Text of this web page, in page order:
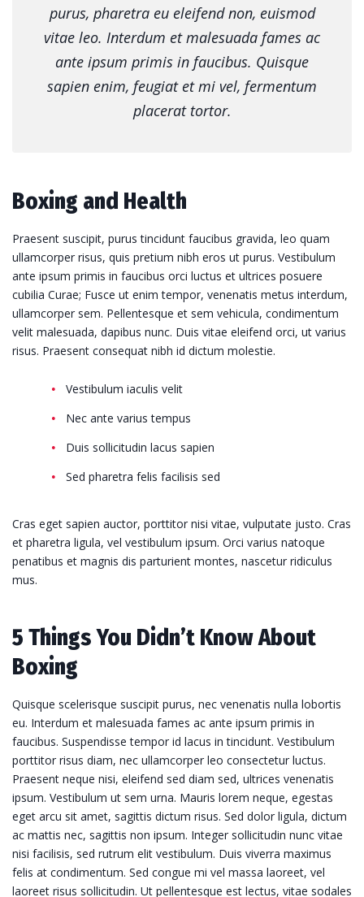
purus, pharetra eu eleifend non, euismod
vitae leo. Interdum et malesuada fames ac
ante ipsum primis in faucibus. Quisque
sapien enim, feugiat et mi vel, fermentum
placerat tortor.
Boxing and Health
Praesent suscipit, purus tincidunt faucibus gravida, leo quam
ullamcorper risus, quis pretium nibh eros ut purus. Vestibulum
ante ipsum primis in faucibus orci luctus et ultrices posuere
cubilia Curae; Fusce ut enim tempor, venenatis metus interdum,
ullamcorper sem. Pellentesque et sem vehicula, condimentum
velit malesuada, dapibus nunc. Duis vitae eleifend orci, ut varius
risus. Praesent consequat nibh id dictum molestie.
Vestibulum iaculis velit
Nec ante varius tempus
Duis sollicitudin lacus sapien
Sed pharetra felis facilisis sed
Cras eget sapien auctor, porttitor nisi vitae, vulputate justo. Cras
et pharetra ligula, vel vestibulum ipsum. Orci varius natoque
penatibus et magnis dis parturient montes, nascetur ridiculus
mus.
5 Things You Didn’t Know About
Boxing
Quisque scelerisque suscipit purus, nec venenatis nulla lobortis
eu. Interdum et malesuada fames ac ante ipsum primis in
faucibus. Suspendisse tempor id lacus in tincidunt. Vestibulum
porttitor risus diam, nec ullamcorper leo consectetur luctus.
Praesent neque nisi, eleifend sed diam sed, ultrices venenatis
ipsum. Vestibulum ut sem urna. Mauris lorem neque, egestas
eget arcu sit amet, sagittis dictum risus. Sed dolor ligula, dictum
ac mattis nec, sagittis non ipsum. Integer sollicitudin nunc vitae
nisi facilisis, sed rutrum elit vestibulum. Duis viverra maximus
felis at condimentum. Sed congue mi vel massa laoreet, vel
laoreet risus sollicitudin. Ut pellentesque est lectus, vitae sodales